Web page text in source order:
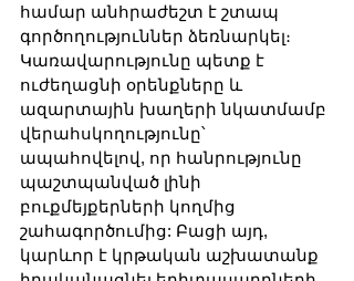
համար անհրաժեշտ է շտապ
գործողություններ ձեռնարկել։
Կառավարությունը պետք է
ուժեղացնի օրենքները և
ազարտային խաղերի նկատմամբ
վերահսկողությունը՝
ապահովելով, որ հանրությունը
պաշտպանված լինի
բուքմեյքերների կողմից
շահագործումից: Բացի այդ,
կարևոր է կրթական աշխատանք